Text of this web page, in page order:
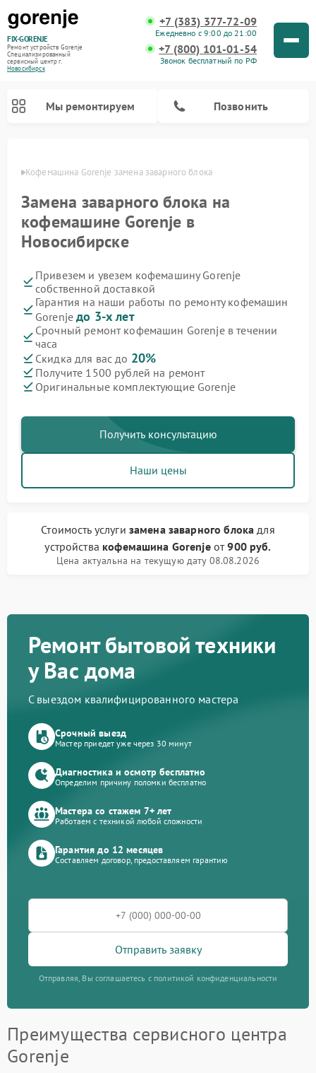
FIX-GORENJE
Ремонт устройств Gorenje
Специализированный
cервисный центр г.
Новосибирск
+7 (383) 377-72-09
Ежедневно с 9:00 до 21:00
+7 (800) 101-01-54
Звонок бесплатный по РФ
Мы ремонтируем Позвонить
Кофемашина Gorenje замена заварного блока
Замена заварного блока на
кофемашине Gorenje в
Новосибирске
Привезем и увезем кофемашину Gorenje
собственной доставкой
Гарантия на наши работы по ремонту кофемашин
Gorenjeдо 3-х лет
Срочный ремонт кофемашин Gorenje в течении
часа
Скидка для вас до 20%
Получите 1500 рублей на ремонт
Оригинальные комплектующие Gorenje
Получить консультацию
Наши цены
Стоимость услуги замена заварного блока для
устройства кофемашина Gorenjeот900 руб.
Цена актуальна на текущую дату 08.08.2026
Ремонт бытовой техники
у Вас дома
С выездом квалифицированного мастера
Срочный выезд
Мастер приедет уже через 30 минут
Диагностика и осмотр бесплатно
Определим причину поломки бесплатно
Мастера со стажем 7+ лет
Работаем с техникой любой сложности
Гарантия до 12 месяцев
Составляем договор, предоставляем гарантию
Отправить заявку
Отправляя, Вы соглашаетесь с политикой конфиденциальности
Преимущества сервисного центра
Gorenje